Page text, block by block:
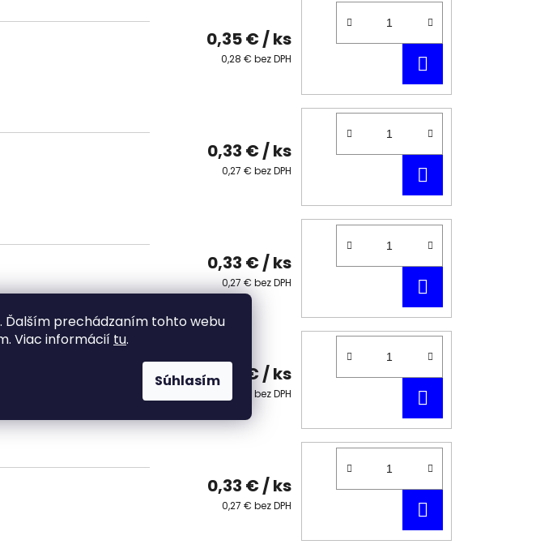
Ďalším prechádzaním tohto webu
Viac informácií tu.
Súhlasím
0,35 € / ks
0,28 € bez DPH
KOŠÍKA
0,33 € / ks
0,27 € bez DPH
KOŠÍKA
0,33 € / ks
0,27 € bez DPH
KOŠÍKA
0,33 € / ks
0,27 € bez DPH
KOŠÍKA
0,33 € / ks
0,27 € bez DPH
KOŠÍKA